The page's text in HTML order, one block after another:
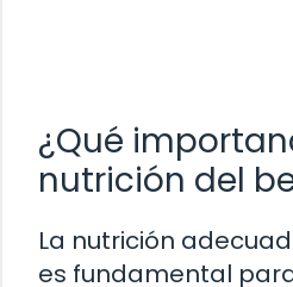
¿Qué
nutrición del
La nutrición
es fundamental